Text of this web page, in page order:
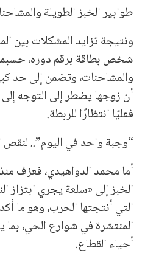
طوابير الخبز الطويلة
ونتيجة تزايد المشكلات بين
شخص بطاقة برقم دوره، حسبما
والمشاحنات، وتضمن إلى حد
أن زوجها يضطر إلى التوجه إلى
فعليًا انتظارًا للربطة.
“وجبة واحد في اليوم”.. لنقص
أما محمد الدواهيدي، فعزف
الخبز إلى «سلعة يجري
التي أنتجتها الحرب، وهو ما
أحياء القطاع.